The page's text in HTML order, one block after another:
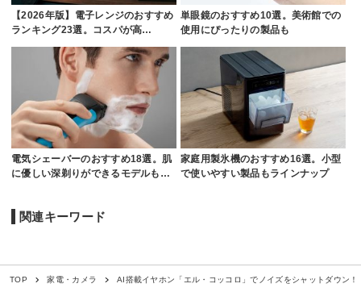
【2026年版】電子レンジのおすすめ
ランキング23選。コスパが高…
単眼鏡のおすすめ10選。美術館での
使用にぴったりの製品も
電気シェーバーのおすすめ18選。肌
に優しい深剃りができるモデルも…
家庭用製氷機のおすすめ16選。小型
で使いやすい製品もラインナップ
関連キーワード
TOP 家電・カメラ AI搭載イヤホン「エル・コッコロ」でノイズをシャットダウン！